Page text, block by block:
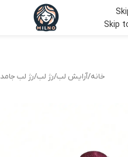
Skip
خانه/آرایش لب/رژ لب/رژ لب جامد